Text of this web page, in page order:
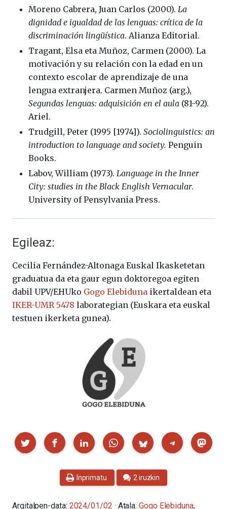
Moreno Cabrera, Juan Carlos (2000). La
dignidad e igualdad de las lenguas: crítica de la
discriminación lingüística. Alianza Editorial.
Tragant, Elsa eta Muñoz, Carmen (2000). La
motivación y su relación con la edad en un
contexto escolar de aprendizaje de una
lengua extranjera. Carmen Muñoz (arg.),
Segundas lenguas: adquisición en el aula (81-92).
Ariel.
Trudgill, Peter (1995 [1974]). Sociolinguistics: an
introduction to language and society. Penguin
Books.
Labov, William (1973). Language in the Inner
City: studies in the Black English Vernacular.
University of Pensylvania Press.
Egileaz:
Cecilia Fernández-Altonaga Euskal Ikasketetan
graduatua da eta gaur egun doktoregoa egiten
dabil UPV/EHUko Gogo Elebiduna ikertaldean eta
IKER-UMR 5478 laborategian (Euskara eta euskal
testuen ikerketa gunea).
Partekatu
Inprimatu 2 iruzkin
Argitalpen-data: 2024/01/02 · Atala:Gogo Elebiduna,